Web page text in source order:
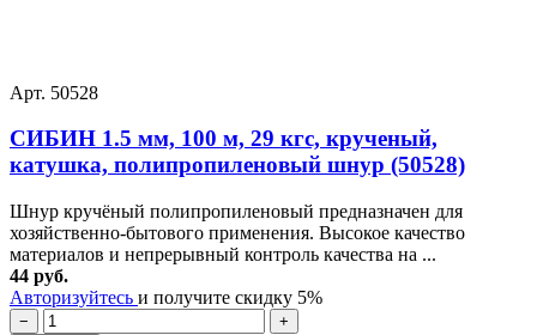
Арт. 50528
СИБИН 1.5 мм, 100 м, 29 кгс, крученый,
катушка, полипропиленовый шнур (50528)
Шнур кручёный полипропиленовый предназначен для
хозяйственно-бытового применения. Высокое качество
материалов и непрерывный контроль качества на ...
44 руб.
Авторизуйтесь и получите скидку 5%
−
+